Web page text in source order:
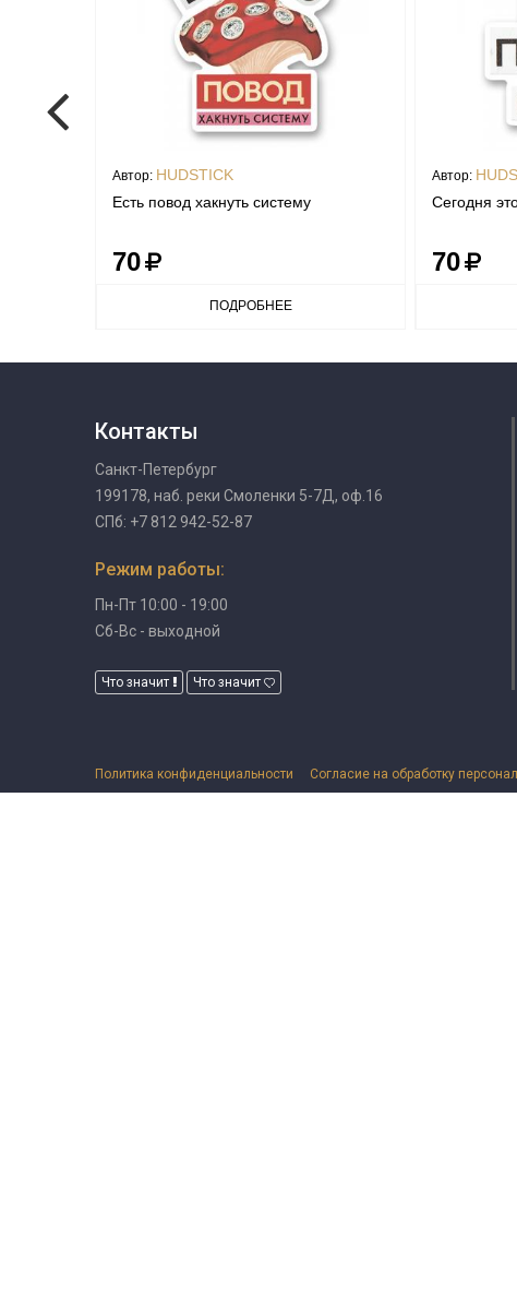
Автор: HUDSTICK
Есть повод хакнуть систему
70
ПОДРОБНЕЕ
Автор:
Сегодня
70
Контакты
Санкт-Петербург
199178, наб. реки Смоленки 5-7Д, оф.16
СПб: +7 812 942-52-87
Режим работы:
Пн-Пт 10:00 - 19:00
Сб-Вс - выходной
Что значит Что значит
Политика конфиденциальности Согласие на обработку